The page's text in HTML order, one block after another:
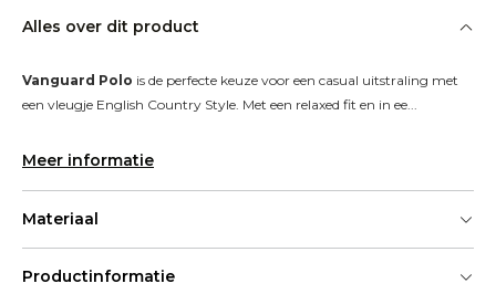
Alles over dit product
Vanguard Polo is de perfecte keuze voor een casual uitstraling met
een vleugje English Country Style. Met een relaxed fit en in ee...
Meer informatie
Materiaal
Productinformatie